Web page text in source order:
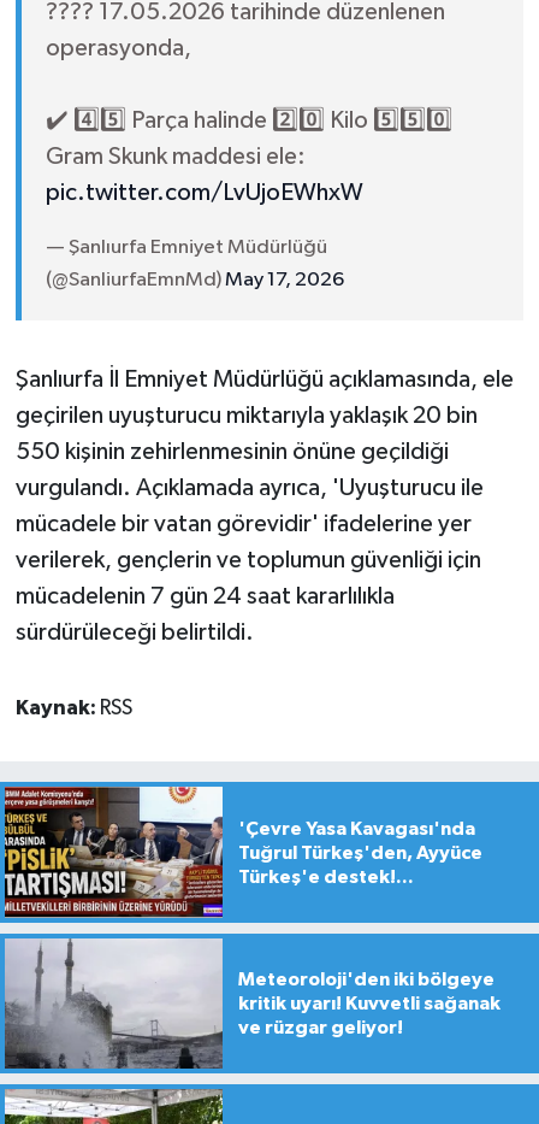
???? 17.05.2026 tarihinde düzenlenen
operasyonda,
✔️ 4️⃣5️⃣ Parça halinde 2️⃣0️⃣ Kilo 5️⃣5️⃣0️⃣
Gram Skunk maddesi ele:
pic.twitter.com/LvUjoEWhxW
— Şanlıurfa Emniyet Müdürlüğü
(@SanliurfaEmnMd)May 17, 2026
Şanlıurfa İl Emniyet Müdürlüğü açıklamasında, ele
geçirilen uyuşturucu miktarıyla yaklaşık 20 bin
550 kişinin zehirlenmesinin önüne geçildiği
vurgulandı. Açıklamada ayrıca, 'Uyuşturucu ile
mücadele bir vatan görevidir' ifadelerine yer
verilerek, gençlerin ve toplumun güvenliği için
mücadelenin 7 gün 24 saat kararlılıkla
sürdürüleceği belirtildi.
Kaynak: RSS
'Çevre Yasa Kavagası'nda
Tuğrul Türkeş'den, Ayyüce
Türkeş'e destek!...
Meteoroloji'den iki bölgeye
kritik uyarı! Kuvvetli sağanak
ve rüzgar geliyor!